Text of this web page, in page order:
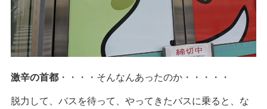
激辛の首都 ・・・・そんなんあったのか・・・・・
脱力して、バスを待って、やってきたバスに乗ると、な